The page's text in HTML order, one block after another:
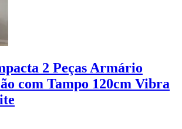
2 Peças Armário
com Tampo 120cm Vibra